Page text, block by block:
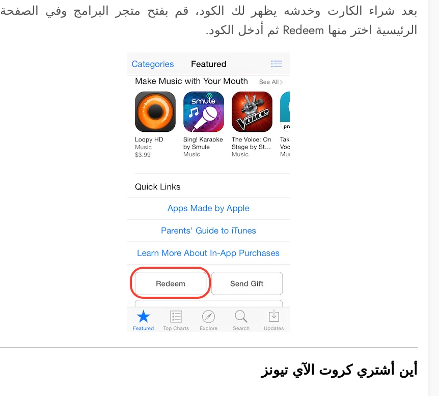
بعد شراء الكارت وخدشه يظهر لك الكود، قم بفتح متجر البرامج وفي الصفحة
الرئيسية اختر منها Redeem ثم أدخل الكود.
أين أشتري كروت الآي تيونز